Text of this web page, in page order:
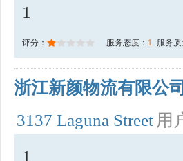
1
评分： 服务态度： 1 服务质
浙江新颜物流有限公司
3137 Laguna Street 用
1